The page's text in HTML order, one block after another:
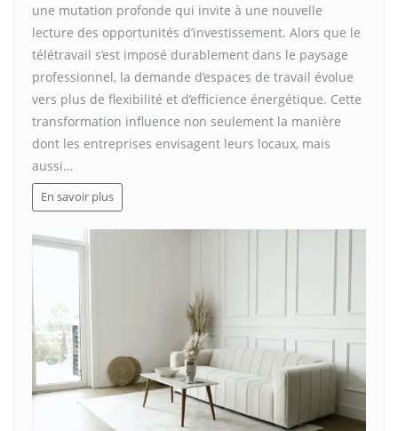
une mutation profonde qui invite à une nouvelle
lecture des opportunités d’investissement. Alors que le
télétravail s’est imposé durablement dans le paysage
professionnel, la demande d’espaces de travail évolue
vers plus de flexibilité et d’efficience énergétique. Cette
transformation influence non seulement la manière
dont les entreprises envisagent leurs locaux, mais
aussi…
En savoir plus